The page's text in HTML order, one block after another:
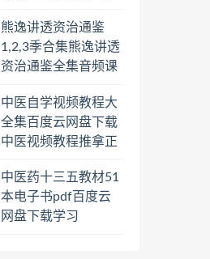
载学习
熊逸讲透资治通鉴
1,2,3季合集熊逸讲透
资治通鉴全集音频课
一二三辑合集百度云
网盘下载学习
中医自学视频教程大
全集百度云网盘下载
中医视频教程推拿正
经络脉诊面诊舌诊手
诊私密终身会员百度
网盘共享群
中医药十三五教材51
本电子书pdf百度云
网盘下载学习